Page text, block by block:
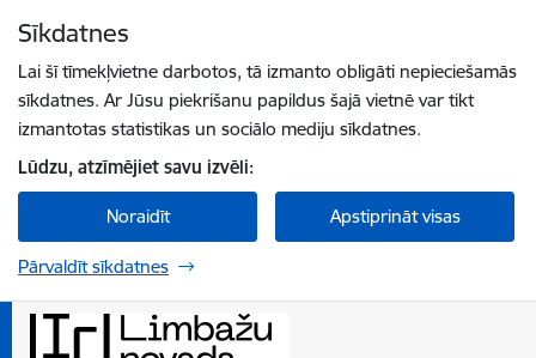
Sīkdatnes
Lai šī tīmekļvietne darbotos, tā izmanto obligāti nepieciešamās
sīkdatnes. Ar Jūsu piekrišanu papildus šajā vietnē var tikt
izmantotas statistikas un sociālo mediju sīkdatnes.
Lūdzu, atzīmējiet savu izvēli:
Noraidīt Apstiprināt visas
Pārvaldīt sīkdatnes